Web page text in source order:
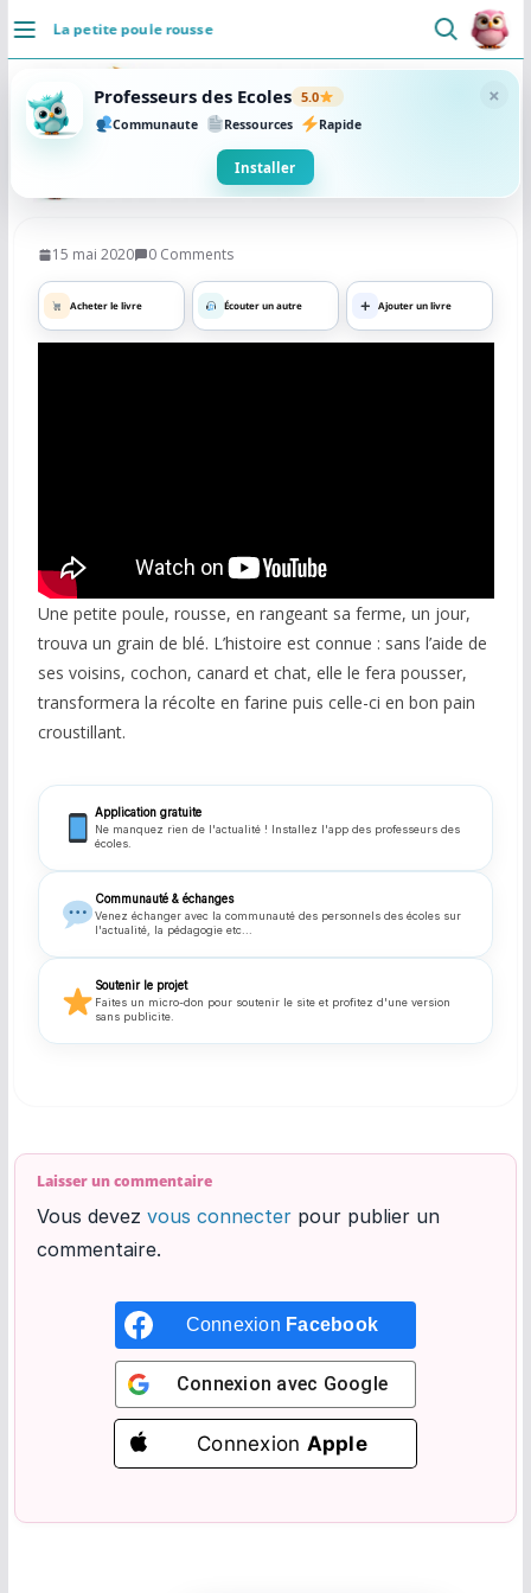
DÉCOUVRIR
Accueil
Ressources
COMMUNAUTÉ
Groupes
Forum
AUTRE
Boutique
Humour
La petite poule rousse
Passer
15 mai 2020 0 Comments
Acheter le livre Écouter un autre Ajouter un livre
Une petite poule, rousse, en rangeant sa ferme, un jour,
trouva un grain de blé. L’histoire est connue : sans l’aide de
ses voisins, cochon, canard et chat, elle le fera pousser,
transformera la récolte en farine puis celle-ci en bon pain
croustillant.
Application gratuite
Ne manquez rien de l'actualité ! Installez l'app des professeurs des
écoles.
Communauté & échanges
Venez échanger avec la communauté des personnels des écoles sur
l'actualité, la pédagogie etc...
Soutenir le projet
Faites un micro-don pour soutenir le site et profitez d'une version
sans publicite.
Laisser un commentaire
Vous devez vous connecterpour publier un
commentaire.
Connexion Facebook
Connexion avec Google
Connexion Apple
Professeurs des Ecoles 5.0
Communaute Ressources Rapide
×
Installer